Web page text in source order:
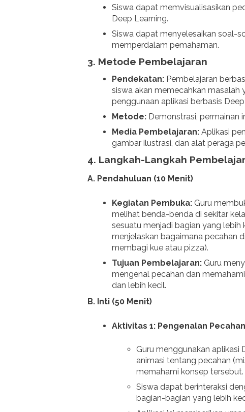
Siswa dapat memvisualisasikan
Deep Learning.
Siswa dapat menyelesaikan soal-
memperdalam pemahaman.
3. Metode Pembelajaran
Pendekatan: Pembelajaran
siswa akan memecahkan masalah
penggunaan aplikasi berbasis
Metode: Demonstrasi, permainan
Media Pembelajaran: Aplikasi
gambar ilustrasi, dan alat peraga
4. Langkah-Langkah
A. Pendahuluan (10 Menit)
Kegiatan Pembuka: Guru
melihat benda-benda di sekitar
sesuatu menjadi bagian yang lebih
menjelaskan bagaimana pecahan
membagi kue atau pizza).
Tujuan Pembelajaran: Guru
mengenal pecahan dan
dan lebih kecil.
B. Inti (50 Menit)
Aktivitas 1: Pengenalan
Guru menggunakan aplikasi
animasi tentang pecahan
memahami konsep tersebut.
Siswa dapat berinteraksi
bagian-bagian yang lebih